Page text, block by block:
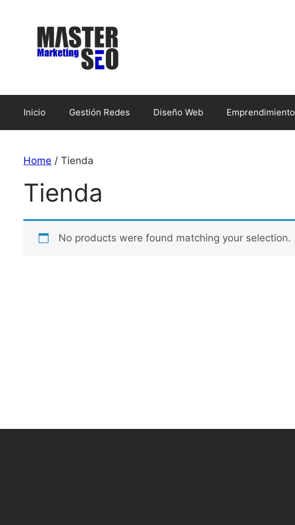
Inicio Gestión Redes Diseño Web Emprendimiento
Home / Tienda
Tienda
No products were found matching your selection.